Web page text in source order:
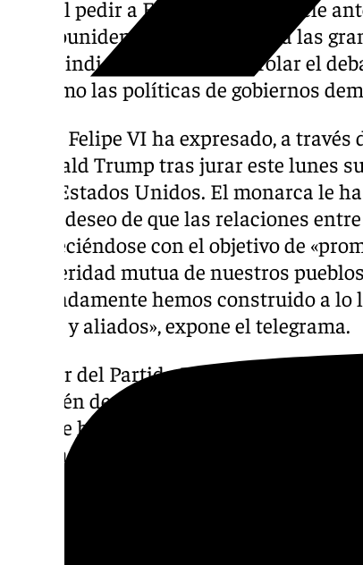
duro al pedir a Europa que se rebele
estadounidense, en referencia a las
según indicó, tratan de controlar el
así como las políticas de gobiernos
El Rey Felipe VI ha expresado, a
a Donald Trump tras jurar este lunes
47 de Estados Unidos. El monarca le
con el deseo de que las relaciones
fortaleciéndose con el objetivo de
prosperidad mutua de nuestros
profundamente hemos construido a
socios y aliados», expone el telegrama.
El líder del Partido Popular, Alberto
al recién designado presidente de
vez que ha defendido la «importancia
«Muchos retos para cooperar con